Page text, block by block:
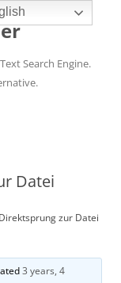
Search Engine.
Datei
zur Datei
3 years, 4